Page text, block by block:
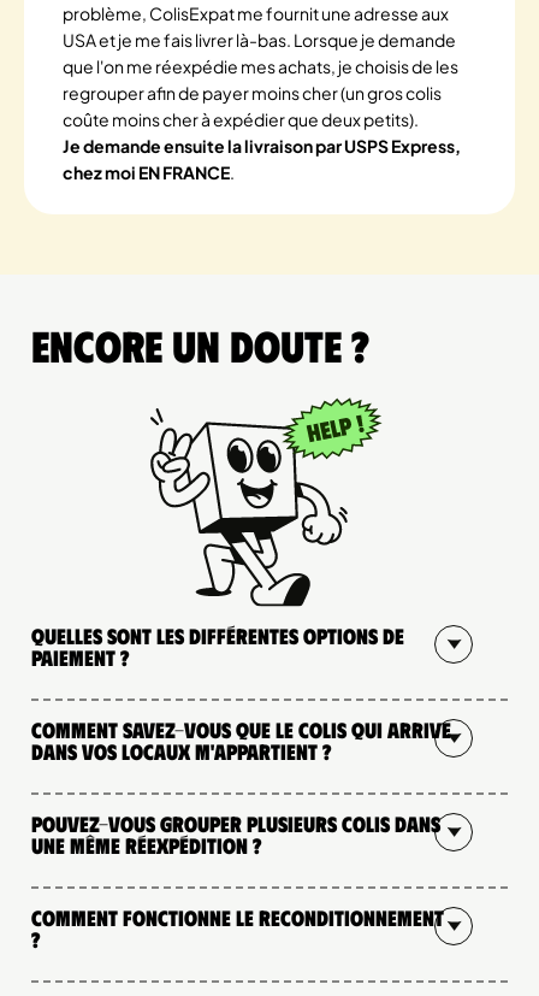
problème, ColisExpat me fournit une adresse aux
USA et je me fais livrer là-bas. Lorsque je demande
que l'on me réexpédie mes achats, je choisis de les
regrouper afin de payer moins cher (un gros colis
coûte moins cher à expédier que deux petits).
Je demande ensuite la livraison par USPS Express,
chez moi EN FRANCE.
Encore un doute ?
Quelles sont les différentes options de
paiement ?
Comment savez-vous que le colis qui arrive
dans vos locaux m'appartient ?
Pouvez-vous grouper plusieurs colis dans
une même réexpédition ?
Comment fonctionne le reconditionnement
?